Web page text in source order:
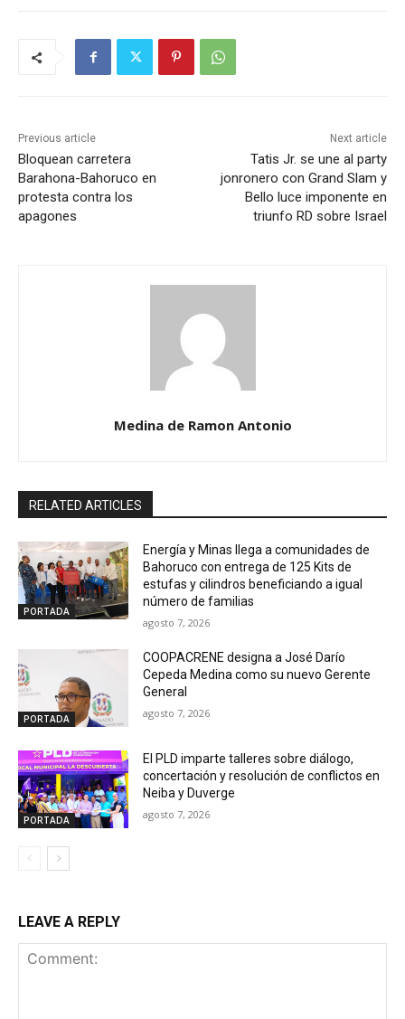
Previous article
Bloquean carretera
Barahona-Bahoruco en
protesta contra los
apagones
Next article
Tatis Jr. se une al party
jonronero con Grand Slam y
Bello luce imponente en
triunfo RD sobre Israel
Medina de Ramon Antonio
RELATED ARTICLES
PORTADA
Energía y Minas llega a comunidades de
Bahoruco con entrega de 125 Kits de
estufas y cilindros beneficiando a igual
número de familias
agosto 7, 2026
PORTADA
COOPACRENE designa a José Darío
Cepeda Medina como su nuevo Gerente
General
agosto 7, 2026
PORTADA
El PLD imparte talleres sobre diálogo,
concertación y resolución de conflictos en
Neiba y Duverge
agosto 7, 2026
LEAVE A REPLY